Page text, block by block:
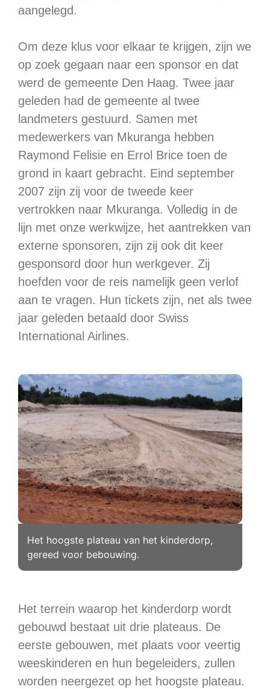
aangelegd.
Om deze klus voor elkaar te krijgen, zijn we
op zoek gegaan naar een sponsor en dat
werd de gemeente Den Haag. Twee jaar
geleden had de gemeente al twee
landmeters gestuurd. Samen met
medewerkers van Mkuranga hebben
Raymond Felisie en Errol Brice toen de
grond in kaart gebracht. Eind september
2007 zijn zij voor de tweede keer
vertrokken naar Mkuranga. Volledig in de
lijn met onze werkwijze, het aantrekken van
externe sponsoren, zijn zij ook dit keer
gesponsord door hun werkgever. Zij
hoefden voor de reis namelijk geen verlof
aan te vragen. Hun tickets zijn, net als twee
jaar geleden betaald door Swiss
International Airlines.
Het hoogste plateau van het kinderdorp,
gereed voor bebouwing.
Het terrein waarop het kinderdorp wordt
gebouwd bestaat uit drie plateaus. De
eerste gebouwen, met plaats voor veertig
weeskinderen en hun begeleiders, zullen
worden neergezet op het hoogste plateau.